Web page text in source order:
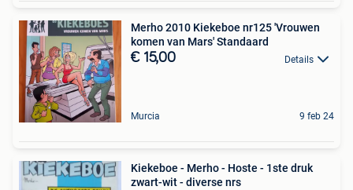
Merho 2010 Kiekeboe nr125 'Vrouwen
komen van Mars' Standaard
€ 15,00 Details
Murcia 9 feb 24
Kiekeboe - Merho - Hoste - 1ste druk
zwart-wit - diverse nrs